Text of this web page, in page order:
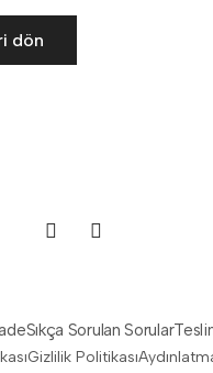
dön
Sıkça Sorulan Sorular
Gizlilik Politikası